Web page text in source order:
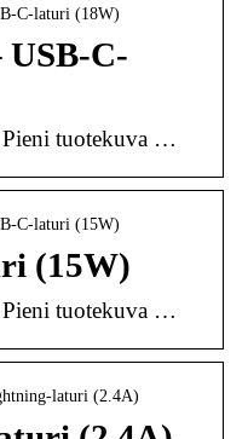
C-laturi (18W)
C-
tuotekuva …
C-laturi (15W)
(15W)
tuotekuva …
laturi (2.4A)